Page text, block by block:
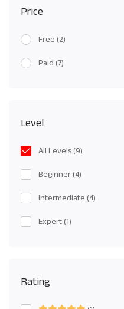
Price
Free(2)
Paid(7)
Level
All Levels(9)
Beginner(4)
Intermediate(4)
Expert(1)
Rating